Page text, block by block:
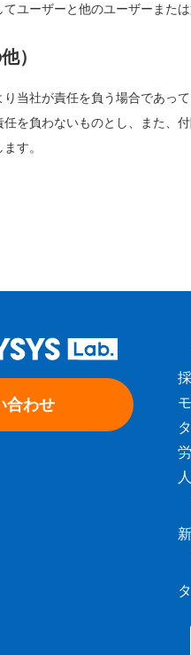
ユーザーと他のユーザーまた
）
当社が責任を負う場合であっ
任を負わないものとし、また、
す。
合わせ